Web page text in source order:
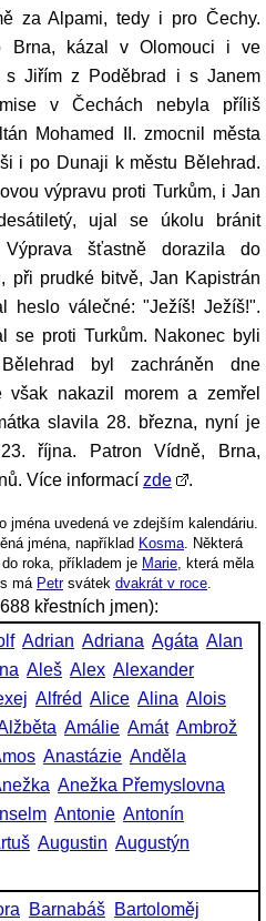
za Alpami, tedy i pro Čechy.
Brna, kázal v Olomouci i ve
Jiřím z Poděbrad i s Janem
v Čechách nebyla příliš
Mohamed II. zmocnil města
i po Dunaji k městu Bělehrad.
výpravu proti Turkům, i Jan
ujal se úkolu bránit
šťastně dorazila do
při prudké bitvě, Jan Kapistrán
heslo válečné: "Ježíš! Ježíš!".
se proti Turkům. Nakonec byli
byl zachráněn dne
nakazil morem a zemřel
slavila 28. března, nyní je
října. Patron Vídně, Brna,
Více informací zde .
jména uvedená ve zdejším kalendáriu.
jména, například Kosma . Některá
roka, příkladem je Marie , která měla
má Petrsvátek dvakrát v roce
křestních jmen):
Adrian Adriana Agáta Alan
Aleš Alex Alexander
Alfréd Alice Alina Alois
Amálie Amát Ambrož
Anastázie Anděla
Anežka Přemyslovna
Antonie Antonín
Augustin Augustýn
Barnabáš Bartoloměj